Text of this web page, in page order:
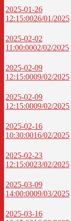
2025-01-26
12:15:0026/01/2025
2025-02-02
11:00:0002/02/2025
2025-02-09
12:15:0009/02/2025
2025-02-09
12:15:0009/02/2025
2025-02-16
10:30:0016/02/2025
2025-02-23
12:15:0023/02/2025
2025-03-09
14:00:0009/03/2025
2025-03-16